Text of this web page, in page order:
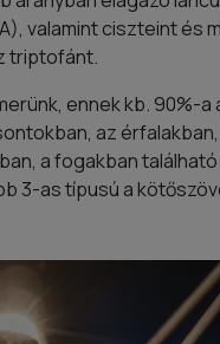
valamint ciszteint és
triptofánt.
ennek kb. 90%-a
az
a fogakban található
3-as típusú a